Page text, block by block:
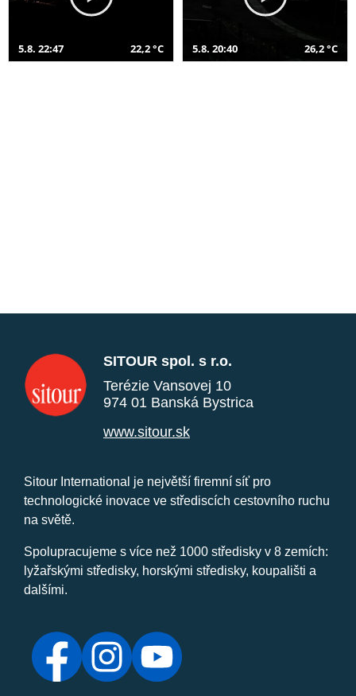
5.8. 22:47 22,2 °C 5.8. 20:40 26,2 °C
SITOUR spol. s r.o.
Terézie Vansovej 10
974 01 Banská Bystrica
www.sitour.sk
Sitour International je největší firemní síť pro
technologické inovace ve střediscích cestovního ruchu
na světě.
Spolupracujeme s více než 1000 středisky v 8 zemích:
lyžařskými středisky, horskými středisky, koupališti a
dalšími.